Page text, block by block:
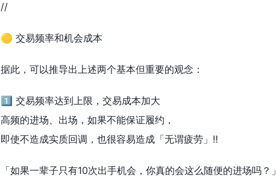
//
🟡 交易频率和机会成本
据此，可以推导出上述两个基本但重要的观念：
1️⃣ 交易频率达到上限，交易成本加大
高频的进场、出场，如果不能保证履约，
即使不造成实质回调，也很容易造成「无谓疲劳」‼️
「如果一辈子只有10次出手机会，你真的会这么随便的进场吗？」